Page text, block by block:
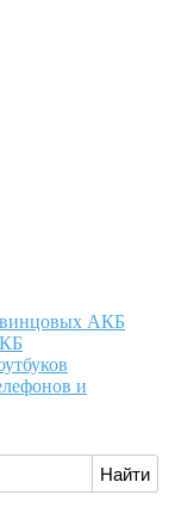
АКБ
и